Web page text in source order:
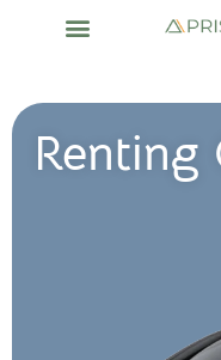
Renting